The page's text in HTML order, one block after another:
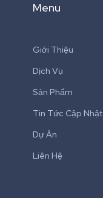
Menu
Giới Thiệu
Dịch Vụ
Sản Phẩm
Tin Tức Cập Nhật
Dự Án
Liên Hệ